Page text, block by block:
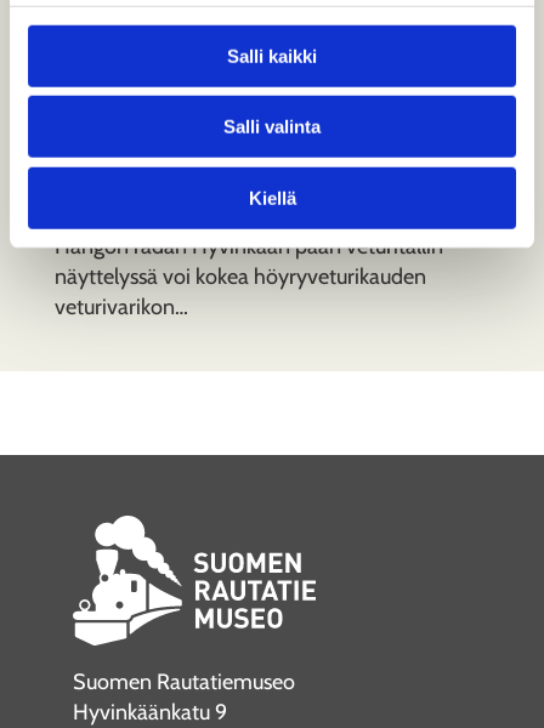
Salli kaikki
Salli valinta
Kiellä
Hangon radan Hyvinkään pään veturitallin
näyttelyssä voi kokea höyryveturikauden
veturivarikon…
Suomen Rautatiemuseo
Hyvinkäänkatu 9